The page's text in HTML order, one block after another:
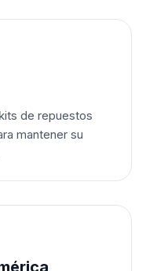
de repuestos
mantener su